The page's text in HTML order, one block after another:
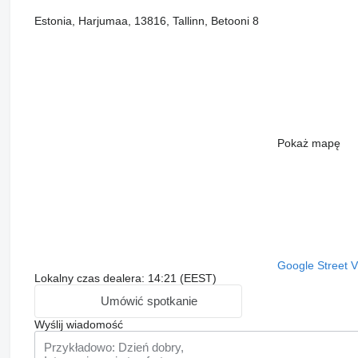
Estonia, Harjumaa, 13816, Tallinn, Betooni 8
Pokaż mapę
Google Street
Lokalny czas dealera: 14:21 (EEST)
Umówić spotkanie
Wyślij wiadomość